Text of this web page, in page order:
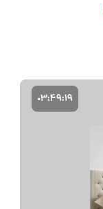
03:49:18